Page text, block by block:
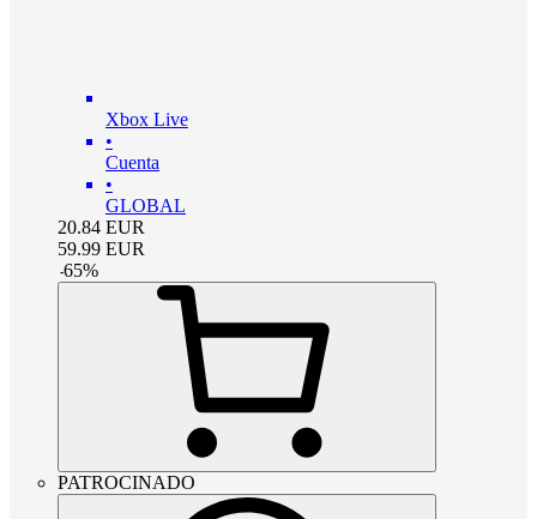
Xbox Live
•
Cuenta
•
GLOBAL
20.84 EUR
59.99 EUR
-65%
PATROCINADO